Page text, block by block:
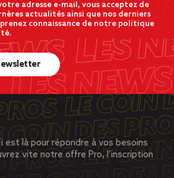
adresse e-mail, vous acceptez de
actualités ainsi que nos derniers
connaissance de notre politique
est là pour répondre à vos besoins
vite notre offre Pro, l’inscription